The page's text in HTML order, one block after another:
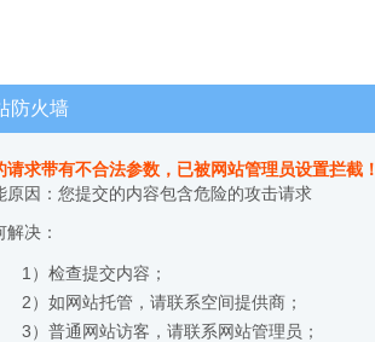
防火墙
请求带有不合法参数，已被网站管理员设置拦截！
原因：您提交的内容包含危险的攻击请求
解决：
1）检查提交内容；
2）如网站托管，请联系空间提供商；
3）普通网站访客，请联系网站管理员；